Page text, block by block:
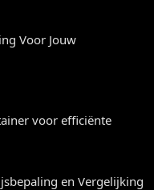
Voor Jouw
voor efficiënte
en Vergelijking